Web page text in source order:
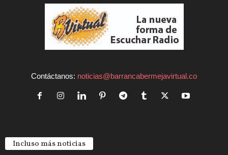
Contáctanos: noticias@barrancabermejavirtual.co
Incluso más noticias